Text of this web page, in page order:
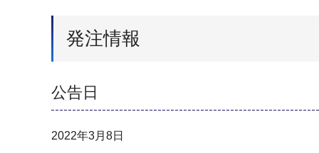
発注情報
公告日
2022年3月8日